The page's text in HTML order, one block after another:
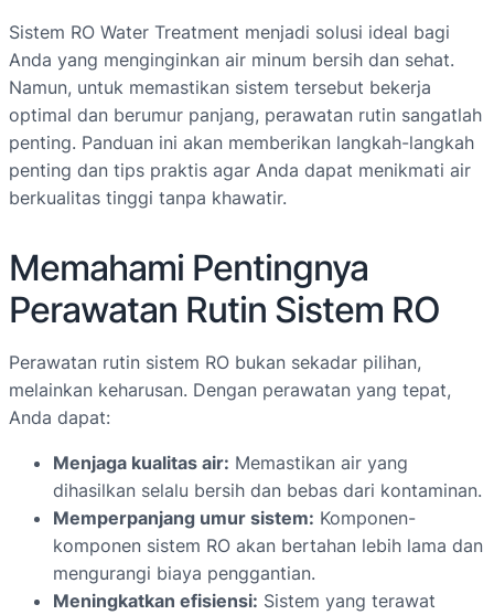
Sistem RO Water Treatment menjadi solusi ideal bagi
Anda yang menginginkan air minum bersih dan sehat.
Namun, untuk memastikan sistem tersebut bekerja
optimal dan berumur panjang, perawatan rutin sangatlah
penting. Panduan ini akan memberikan langkah-langkah
penting dan tips praktis agar Anda dapat menikmati air
berkualitas tinggi tanpa khawatir.
Memahami Pentingnya
Perawatan Rutin Sistem RO
Perawatan rutin sistem RO bukan sekadar pilihan,
melainkan keharusan. Dengan perawatan yang tepat,
Anda dapat:
Menjaga kualitas air: Memastikan air yang
dihasilkan selalu bersih dan bebas dari kontaminan.
Memperpanjang umur sistem: Komponen-
komponen sistem RO akan bertahan lebih lama dan
mengurangi biaya penggantian.
Meningkatkan efisiensi: Sistem yang terawat